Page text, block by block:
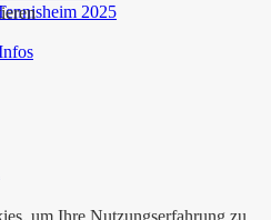
2025
um Ihre Nutzungserfahrung zu